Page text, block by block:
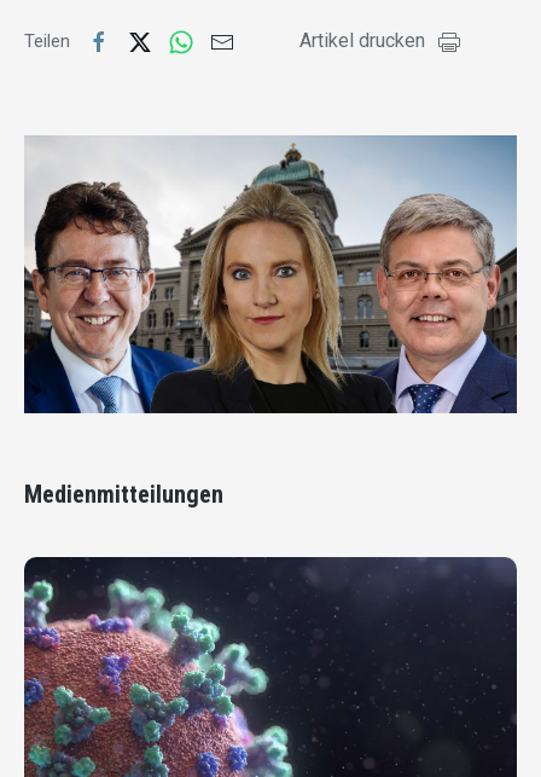
Teilen Artikel drucken
Medienmitteilungen